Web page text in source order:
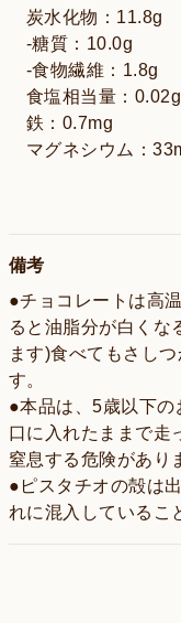
炭水化物：11.8g
-糖質：10.0g
-食物繊維：1.8g
食塩相当量：0.02g
鉄：0.7mg
マグネシウム：
備考
●チョコレートは高
ると油脂分が白くな
ます)食べてもさし
す。
●本品は、5歳以下の
口に入れたままで走
窒息する危険があり
●ピスタチオの殻は
れに混入しているこ